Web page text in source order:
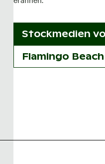
Stockmedien
Flamingo